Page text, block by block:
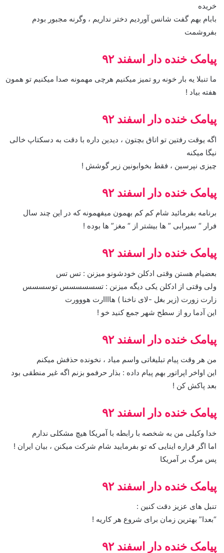
خریده
بابام بهم گفت شانس آوردیم دختر نداریم ، وگرنه مجبور بودم
بفروشمت
پیامک خنده دار اسفند ۹۲
ما تنبلا یه بار خونه رو تمیز میکنیم هرچی مهمونه صدا میکنیم تو همون
هفته بیاد !
پیامک خنده دار اسفند ۹۲
اگه یوقت رفتین تو اتاق بچتون ، دیدین داره با دقت به دسکتاپ خالی
نیگا میکنه
چیزی نپرسین ، فقط بخوابونین زیر گوشش !
پیامک خنده دار اسفند ۹۲
ﺑﺮﻧﺎﻣﻪ ﺑﻔﺮﻣﺎﺋﯿﺪ ﺷﺎﻡ ﮐﻢ ﮐﻢ ﺑﻬﻤﻮﻥ ﻣﯿﻔﻬﻤﻮﻧﻪ ﮐﻪ ﺩﺭ ﺍﯾﻦ ﭼﻨﺪ ﺳﺎﻝ
ﻓﺮﺍﺭ “ ﺳﯿﺮﺍﺑﯽ ” ﻫﺎ ﺑﯿﺸﺘﺮ ﺍﺯ “ ﻣﻐﺰ” ﻫﺎ ﺑﻮﺩﻩ !
پیامک خنده دار اسفند ۹۲
بعضیام هستن وقتی ادکلن خودشونو میزنن : تس تس
ولی وقتی از ادکلن یکی دیگه میزنن : تسسسسسس توسسسس
زارت زورت (زیر بغل -لای ناخنا ) هاااارت هووورت
این آدما رو از سطح شهر جمع کنید خو !
پیامک خنده دار اسفند ۹۲
من هر وقت پیام تبلیغاتی واسم میاد ، نخونده حذفش میکنم
این اواخر اپراتور بهم پیام داده : بذار حرفمو بزنم اگه غیر منطقی بود
بعد پاکش کن !
پیامک خنده دار اسفند ۹۲
خدا وکیلی من به شخصه با رابطه با آمریکا هیچ مشکلی ندارم
اما اگر قراره اینایی که تو بفرمایید شام شرکت میکنن ، بیان ایران !
پس مرگ بر آمریکا
پیامک خنده دار اسفند ۹۲
تنبل های عزیز دقت کنین :
“بعدا” بهترین زمان برای شروع هر کاریه !
پیامک خنده دار اسفند ۹۲